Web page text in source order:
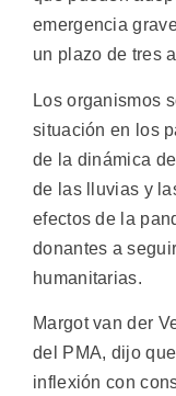
emergencia
un plazo de tres
Los organismos
situación en los
de la dinámica
de las lluvias y
efectos de la
donantes a
humanitarias.
Margot van der
del PMA, dijo
inflexión con